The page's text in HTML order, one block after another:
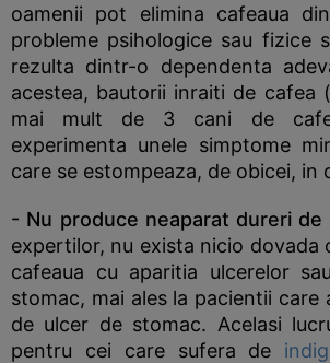
oamenii pot elimina cafeaua
probleme psihologice sau fizice
rezulta dintr-o dependenta
acestea, bautorii inraiti de cafea
mai mult de 3 cani de
experimenta unele simptome
care se estompeaza, de obicei, in
- Nu produce neaparat dureri de
expertilor, nu exista nicio dovada
cafeaua cu aparitia ulcerelor
stomac, mai ales la pacientii care
de ulcer de stomac. Acelasi
pentru cei care sufera de